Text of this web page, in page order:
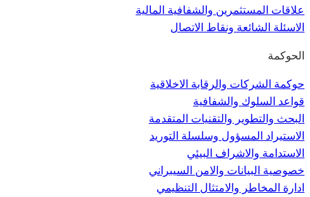
علاقات المستثمرين والشفافية المالية
الاسئلة الشائعة ونقاط الاتصال
الحوكمة
حوكمة الشركات والرقابة الاخلاقية
قواعد السلوك والشفافية
البحث والتطوير والتقنيات المتقدمة
الاستيراد المسؤول وسلسلة التوريد
الاستدامة والاشراف البيئي
خصوصية البيانات والامن السيبراني
ادارة المخاطر والامتثال التنظيمي